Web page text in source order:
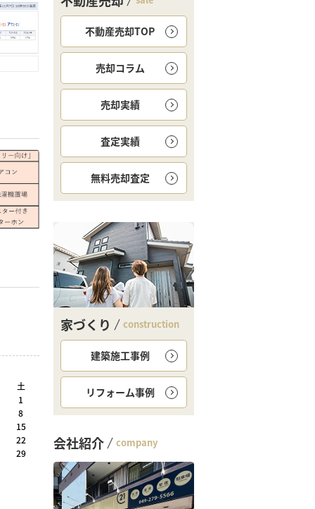
土
1
8
15
22
29
不動産売却TOP
売却コラム
売却実績
査定実績
無料売却査定
家づくり construction
建築施工事例
リフォーム事例
会社紹介 company